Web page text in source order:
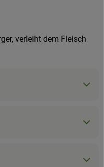
verleiht dem Fleisch